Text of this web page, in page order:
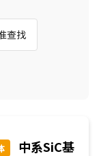
查找
中系SiC基